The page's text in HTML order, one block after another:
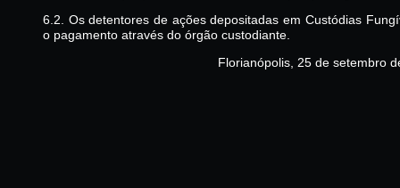
6.2. Os detentores de ações depositadas em Custódias
o pagamento através do órgão custodiante.
Florianópolis, 25 de setembro